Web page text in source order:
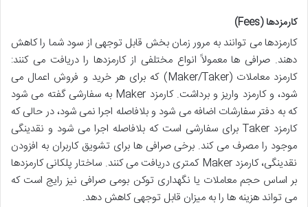
کارمزدها (Fees)
کارمزدها می توانند به مرور زمان بخش قابل توجهی از سود شما را کاهش
دهند. صرافی ها معمولاً انواع مختلفی از کارمزدها را دریافت می کنند:
کارمزد معاملات (Maker/Taker) که برای هر خرید و فروش اعمال می
شود، و کارمزد واریز و برداشت. کارمزد Maker به سفارشی گفته می شود
که به دفتر سفارشات اضافه می شود و بلافاصله اجرا نمی شود، در حالی که
کارمزد Taker برای سفارشی است که بلافاصله اجرا می شود و نقدینگی
موجود را مصرف می کند. برخی صرافی ها برای تشویق کاربران به افزودن
نقدینگی، کارمزد Maker کمتری دریافت می کنند. ساختار پلکانی کارمزدها
بر اساس حجم معاملات یا نگهداری توکن بومی صرافی نیز رایج است که
می تواند هزینه ها را به میزان قابل توجهی کاهش دهد.